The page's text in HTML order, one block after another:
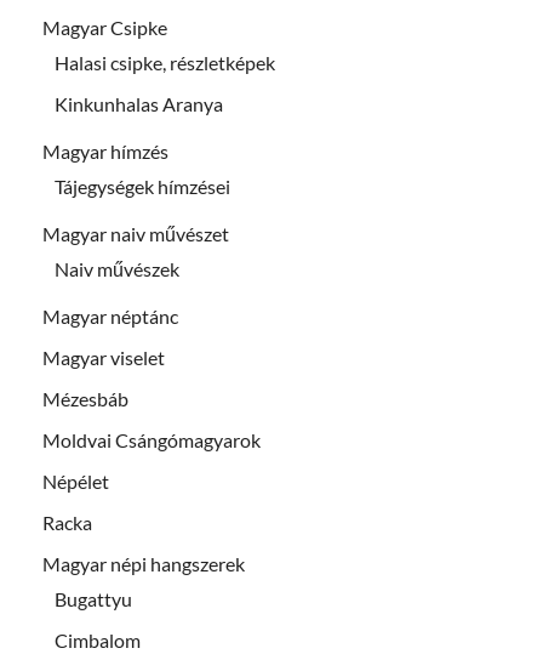
Magyar Csipke
Halasi csipke, részletképek
Kinkunhalas Aranya
Magyar hímzés
Tájegységek hímzései
Magyar naiv művészet
Naiv művészek
Magyar néptánc
Magyar viselet
Mézesbáb
Moldvai Csángómagyarok
Népélet
Racka
Magyar népi hangszerek
Bugattyu
Cimbalom